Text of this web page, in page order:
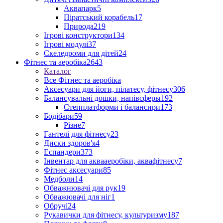
Аквапарк5
Піратський корабель17
Природа219
Ігрові конструктори134
Ігрові модулі37
Скеледроми для дітей24
Фітнес та аеробіка2643
Каталог
Все Фітнес та аеробіка
Аксесуари для йоги, пілатесу, фітнесу306
Балансувальні дошки, напівсферы192
Степплатформи і балансири173
Бодібари59
Різне7
Гантелі для фітнесу23
Диски здоров'я4
Еспандери373
Інвентар для аквааеробіки, аквафітнесу7
Фітнес аксесуари85
Медболи14
Обважнювачі для рук19
Обважювачі для ніг1
Обручі24
Рукавички для фітнесу, культуризму187